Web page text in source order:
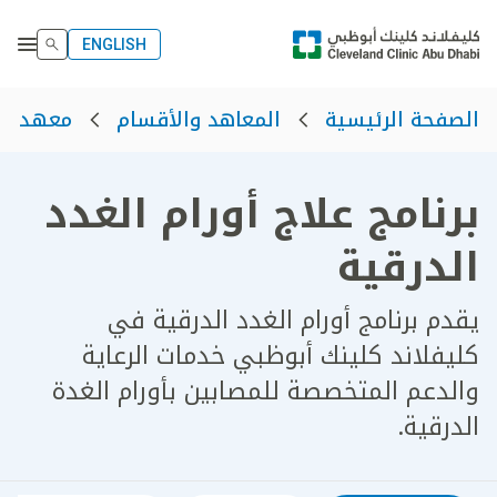
ENGLISH
الصفحة الرئيسية المعاهد والأقسام معهد
برنامج علاج أورام الغدد
الدرقية
يقدم برنامج أورام الغدد الدرقية في
كليفلاند كلينك أبوظبي خدمات الرعاية
والدعم المتخصصة للمصابين بأورام الغدة
الدرقية.